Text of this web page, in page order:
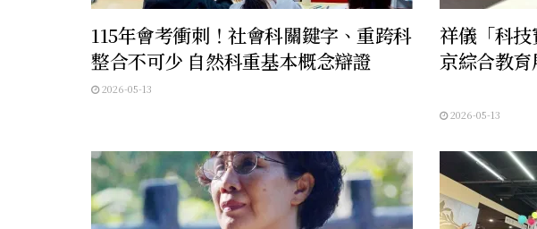
115年會考衝刺！社會科關鍵字、重跨科
整合不可少 自然科重基本概念辯證
2026-05-13
祥儀「科
京綜合教
2026-05-13